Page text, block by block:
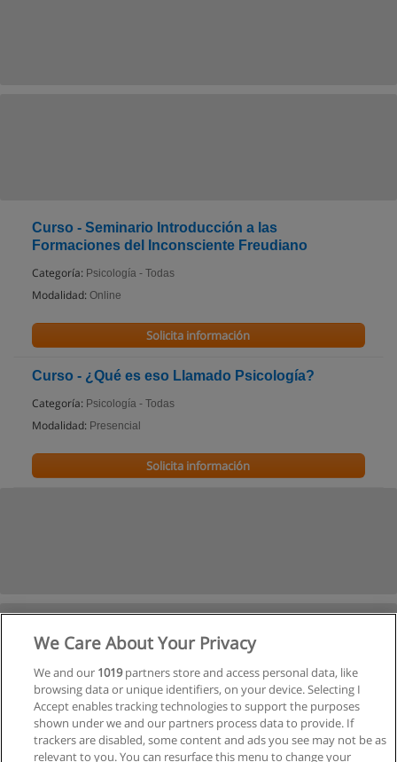
Curso - Seminario Introducción a las
Formaciones del Inconsciente Freudiano
Categoría: Psicología - Todas
Modalidad: Online
Solicita información
Curso - ¿Qué es eso Llamado Psicología?
Categoría: Psicología - Todas
Modalidad: Presencial
Solicita información
Ver cursos históricos
We Care About Your Privacy
We and our 1019partners store and access personal data, like
browsing data or unique identifiers, on your device. Selecting I
Accept enables tracking technologies to support the purposes
shown under we and our partners process data to provide. If
trackers are disabled, some content and ads you see may not be as
relevant to you. You can resurface this menu to change your